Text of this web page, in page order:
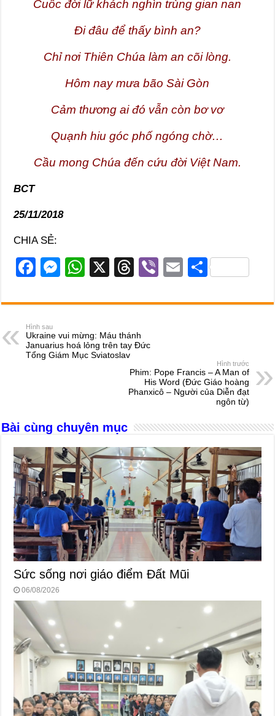
Cuôc đời lữ khách nghìn trùng gian nan
Đi đâu để thấy bình an?
Chỉ nơi Thiên Chúa làm an cõi lòng.
Hôm nay mưa bão Sài Gòn
Cảm thương ai đó vẫn còn bơ vơ
Quạnh hiu góc phố ngóng chờ…
Cầu mong Chúa đến cứu đời Việt Nam.
BCT
25/11/2018
CHIA SẺ:
F
c
e
b
o
M
ss
n
g
W
at
A
p
X
T
e
d
s
Vi
er
E
ail
S
ar
Hình sau
Ukraine vui mừng: Máu thánh
Januarius hoá lỏng trên tay Đức
Tổng Giám Mục Sviatoslav
Hình trước
Phim: Pope Francis – A Man of
His Word (Đức Giáo hoàng
Phanxicô – Người của Diễn đạt
ngôn từ)
Bài cùng chuyên mục
Sức sống nơi giáo điểm Đất Mũi
06/08/2026